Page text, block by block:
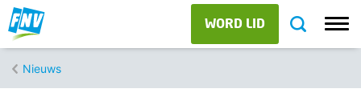
WORD LID
Nieuws